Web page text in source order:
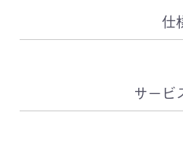
仕
サービ